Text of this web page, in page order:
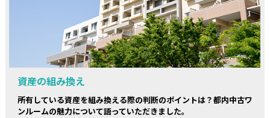
資産の組み換え
所有している資産を組み換える際の判断のポイントは？都内中古ワ
ンルームの魅力について語っていただきました。